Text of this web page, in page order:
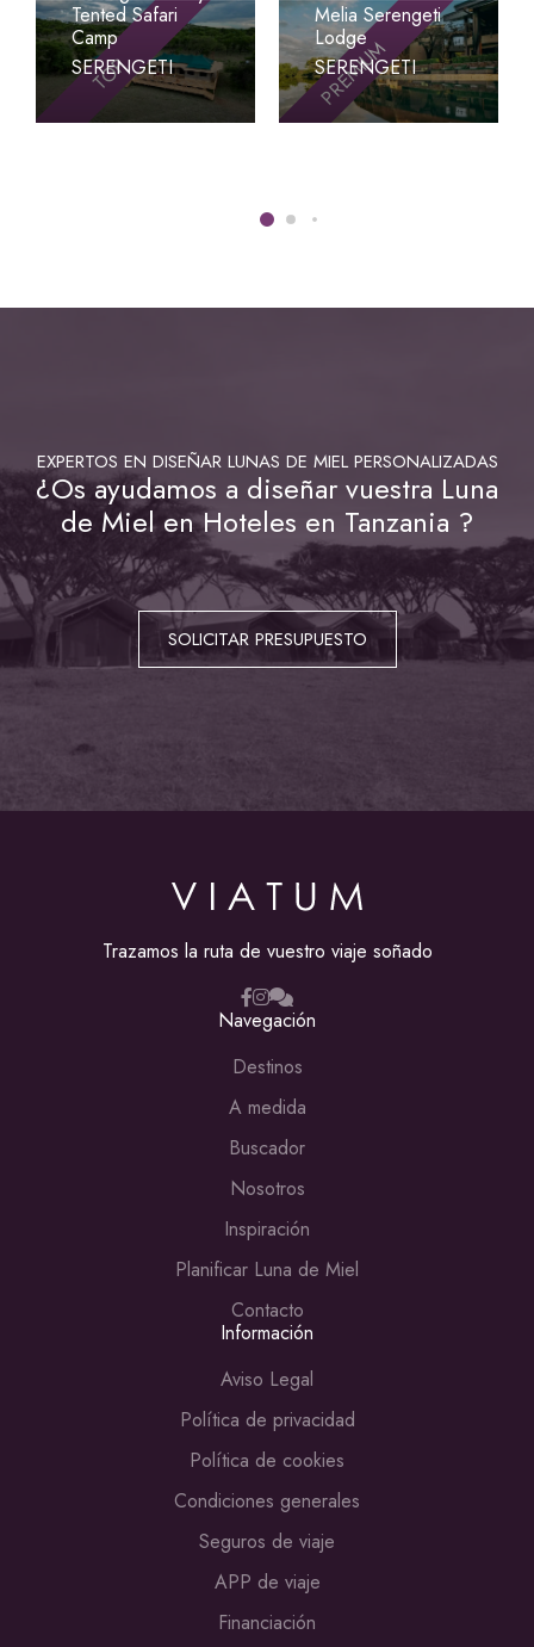
TOP
Tented Safari
Camp
SERENGETI
PREMIUM
Melia Serengeti
Lodge
SERENGETI
EXPERTOS EN DISEÑAR LUNAS DE MIEL PERSONALIZADAS
¿Os ayudamos a diseñar vuestra Luna
de Miel en Hoteles en Tanzania ?
SOLICITAR PRESUPUESTO
Trazamos la ruta de vuestro viaje soñado
Navegación
Destinos
A medida
Buscador
Nosotros
Inspiración
Planificar Luna de Miel
Contacto
Información
Aviso Legal
Política de privacidad
Política de cookies
Condiciones generales
Seguros de viaje
APP de viaje
Financiación